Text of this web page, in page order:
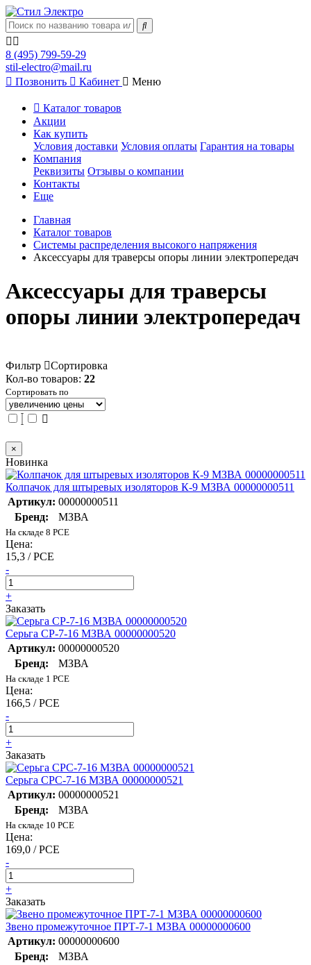
8 (495) 799-59-29
stil-electro@mail.ru
Позвонить
Кабинет Меню
Каталог товаров
Акции
Как купить
Условия доставки Условия оплаты Гарантия на товары
Компания
Реквизиты Отзывы о компании
Контакты
Еще
Главная
Каталог товаров
Системы распределения высокого напряжения
Аксессуары для траверсы опоры линии электропередач
Аксессуары для траверсы
опоры линии электропередач
Фильтр
Сортировка
Кол-во товаров: 22
Сортировать по
×
Новинка
Колпачок для штыревых изоляторов К-9 МЗВА 00000000511
Артикул: 00000000511
Бренд:
МЗВА
На складе 8 PCE
Цена:
15,3 / PCE
-
+
Заказать
Серьга СР-7-16 МЗВА 00000000520
Артикул: 00000000520
Бренд:
МЗВА
На складе 1 PCE
Цена:
166,5 / PCE
-
+
Заказать
Серьга СРС-7-16 МЗВА 00000000521
Артикул: 00000000521
Бренд:
МЗВА
На складе 10 PCE
Цена:
169,0 / PCE
-
+
Заказать
Звено промежуточное ПРТ-7-1 МЗВА 00000000600
Артикул: 00000000600
Бренд:
МЗВА